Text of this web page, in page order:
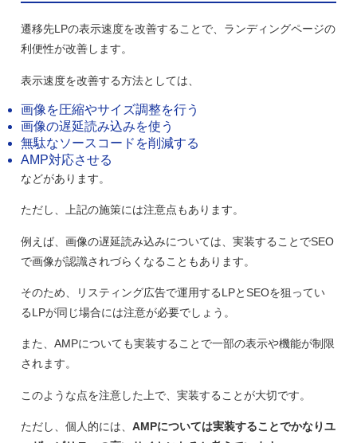
遷移先LPの表示速度を改善することで、ランディングページの
利便性が改善します。
表示速度を改善する方法としては、
画像を圧縮やサイズ調整を行う
画像の遅延読み込みを使う
無駄なソースコードを削減する
AMP対応させる
などがあります。
ただし、上記の施策には注意点もあります。
例えば、画像の遅延読み込みについては、実装することでSEO
で画像が認識されづらくなることもあります。
そのため、リスティング広告で運用するLPとSEOを狙ってい
るLPが同じ場合には注意が必要でしょう。
また、AMPについても実装することで一部の表示や機能が制限
されます。
このような点を注意した上で、実装することが大切です。
ただし、個人的には、AMPについては実装することでかなりユ